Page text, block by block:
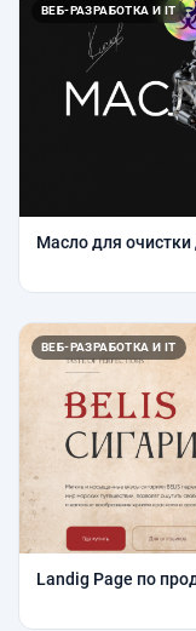
ВЕБ-РАЗРАБОТКА И IT
Масло для очистки
ВЕБ-РАЗРАБОТКА И IT
Landig Page по